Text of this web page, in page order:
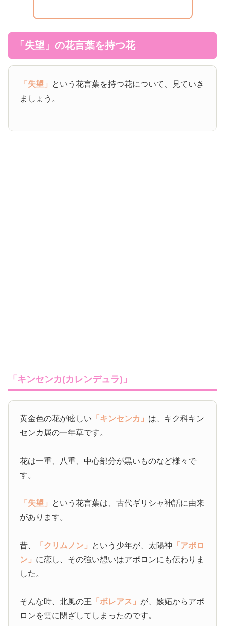
「失望」の花言葉を持つ花
「失望」 という花言葉を持つ花について、見ていき
ましょう。
「キンセンカ(カレンデュラ)」
黄金色の花が眩しい 「キンセンカ」 は、キク科キン
センカ属の一年草です。
花は一重、八重、中心部分が黒いものなど様々で
す。
「失望」 という花言葉は、古代ギリシャ神話に由来
があります。
昔、 「クリムノン」 という少年が、太陽神 「アポロ
ン」 に恋し、その強い想いはアポロンにも伝わりま
した。
そんな時、北風の王 「ボレアス」 が、嫉妬からアポ
ロンを雲に閉ざしてしまったのです。